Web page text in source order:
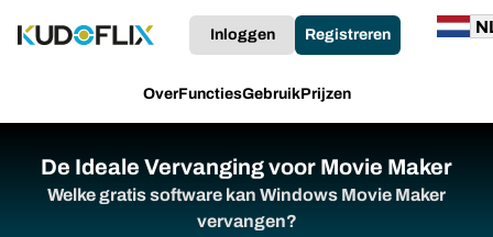
OverFunctiesGebruikPrijzen
Inloggen Registreren
De Ideale Vervanging voor Movie Maker
Welke gratis software kan Windows Movie Maker
vervangen?